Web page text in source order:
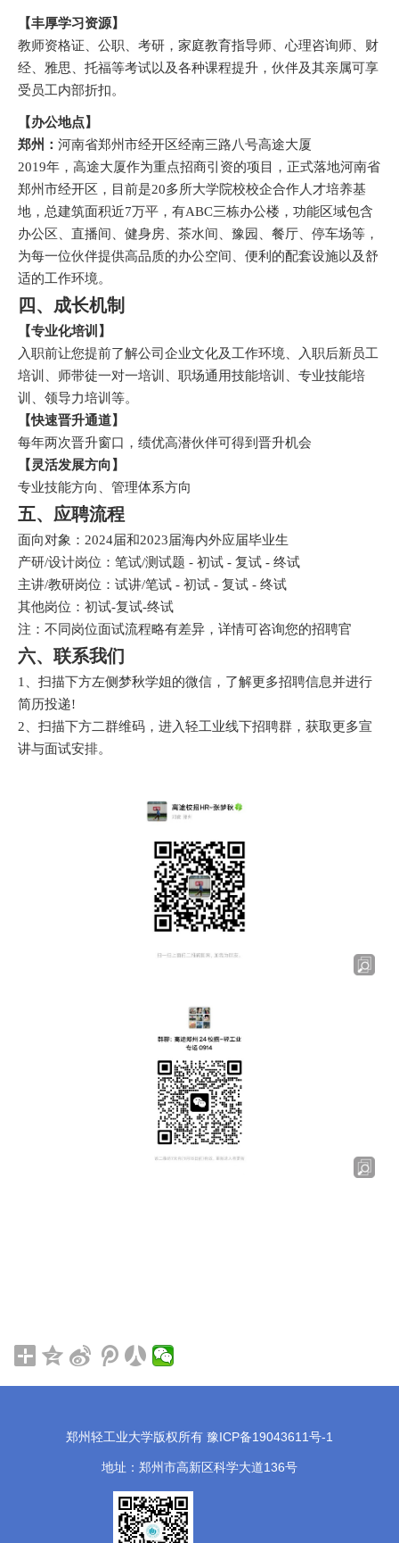
【丰厚学习资源】
教师资格证、公职、考研，家庭教育指导师、心理咨询师、财
经、雅思、托福等考试以及各种课程提升，伙伴及其亲属可享
受员工内部折扣。
【办公地点】
郑州： 河南省郑州市经开区经南三路八号高途大厦
2019年， 高途大厦作为重点招商引资的项目，正式落地河南省
郑州市经开区，目前是20多所大学院校校企合作人才培养基
地，总建筑面积近7万平，有ABC三栋办公楼，功能区域包含
办公区、直播间、健身房、茶水间、 豫园、餐厅、停车场等，
为每一位伙伴提供高品质的办公空间、便利的配套设施以及舒
适的工作环境。
四、成长机制
【专业化培训】
入职前让您提前了解公司企业文化及工作环境、入职后新员工
培训、师带徒一对一培训、职场通用技能培训、专业技能培
训、领导力培训等。
【快速晋升通道】
每年两次晋升窗口，绩优高潜伙伴可得到晋升机会
【灵活发展方向】
专业技能方向、管理体系方向
五、应聘流程
面向对象： 2024届和2023届海内外应届毕业生
产研/设计岗位：笔试/测试题 - 初试 - 复试 - 终试
主讲/教研岗位：试讲/笔试 - 初试 - 复试 - 终试
其他岗位：初试-复试-终试
注：不同岗位面试流程略有差异，详情可咨询您的招聘官
六、联系我们
1
、扫描下方左侧梦秋学姐的微信，了解更多招聘信息并进行
简历投递!
2 、扫描下方二群维码，进入轻工业线下招聘群，获取更多宣
讲与面试安排。
郑州轻工业大学版权所有 豫ICP备19043611号-1
地址：郑州市高新区科学大道136号